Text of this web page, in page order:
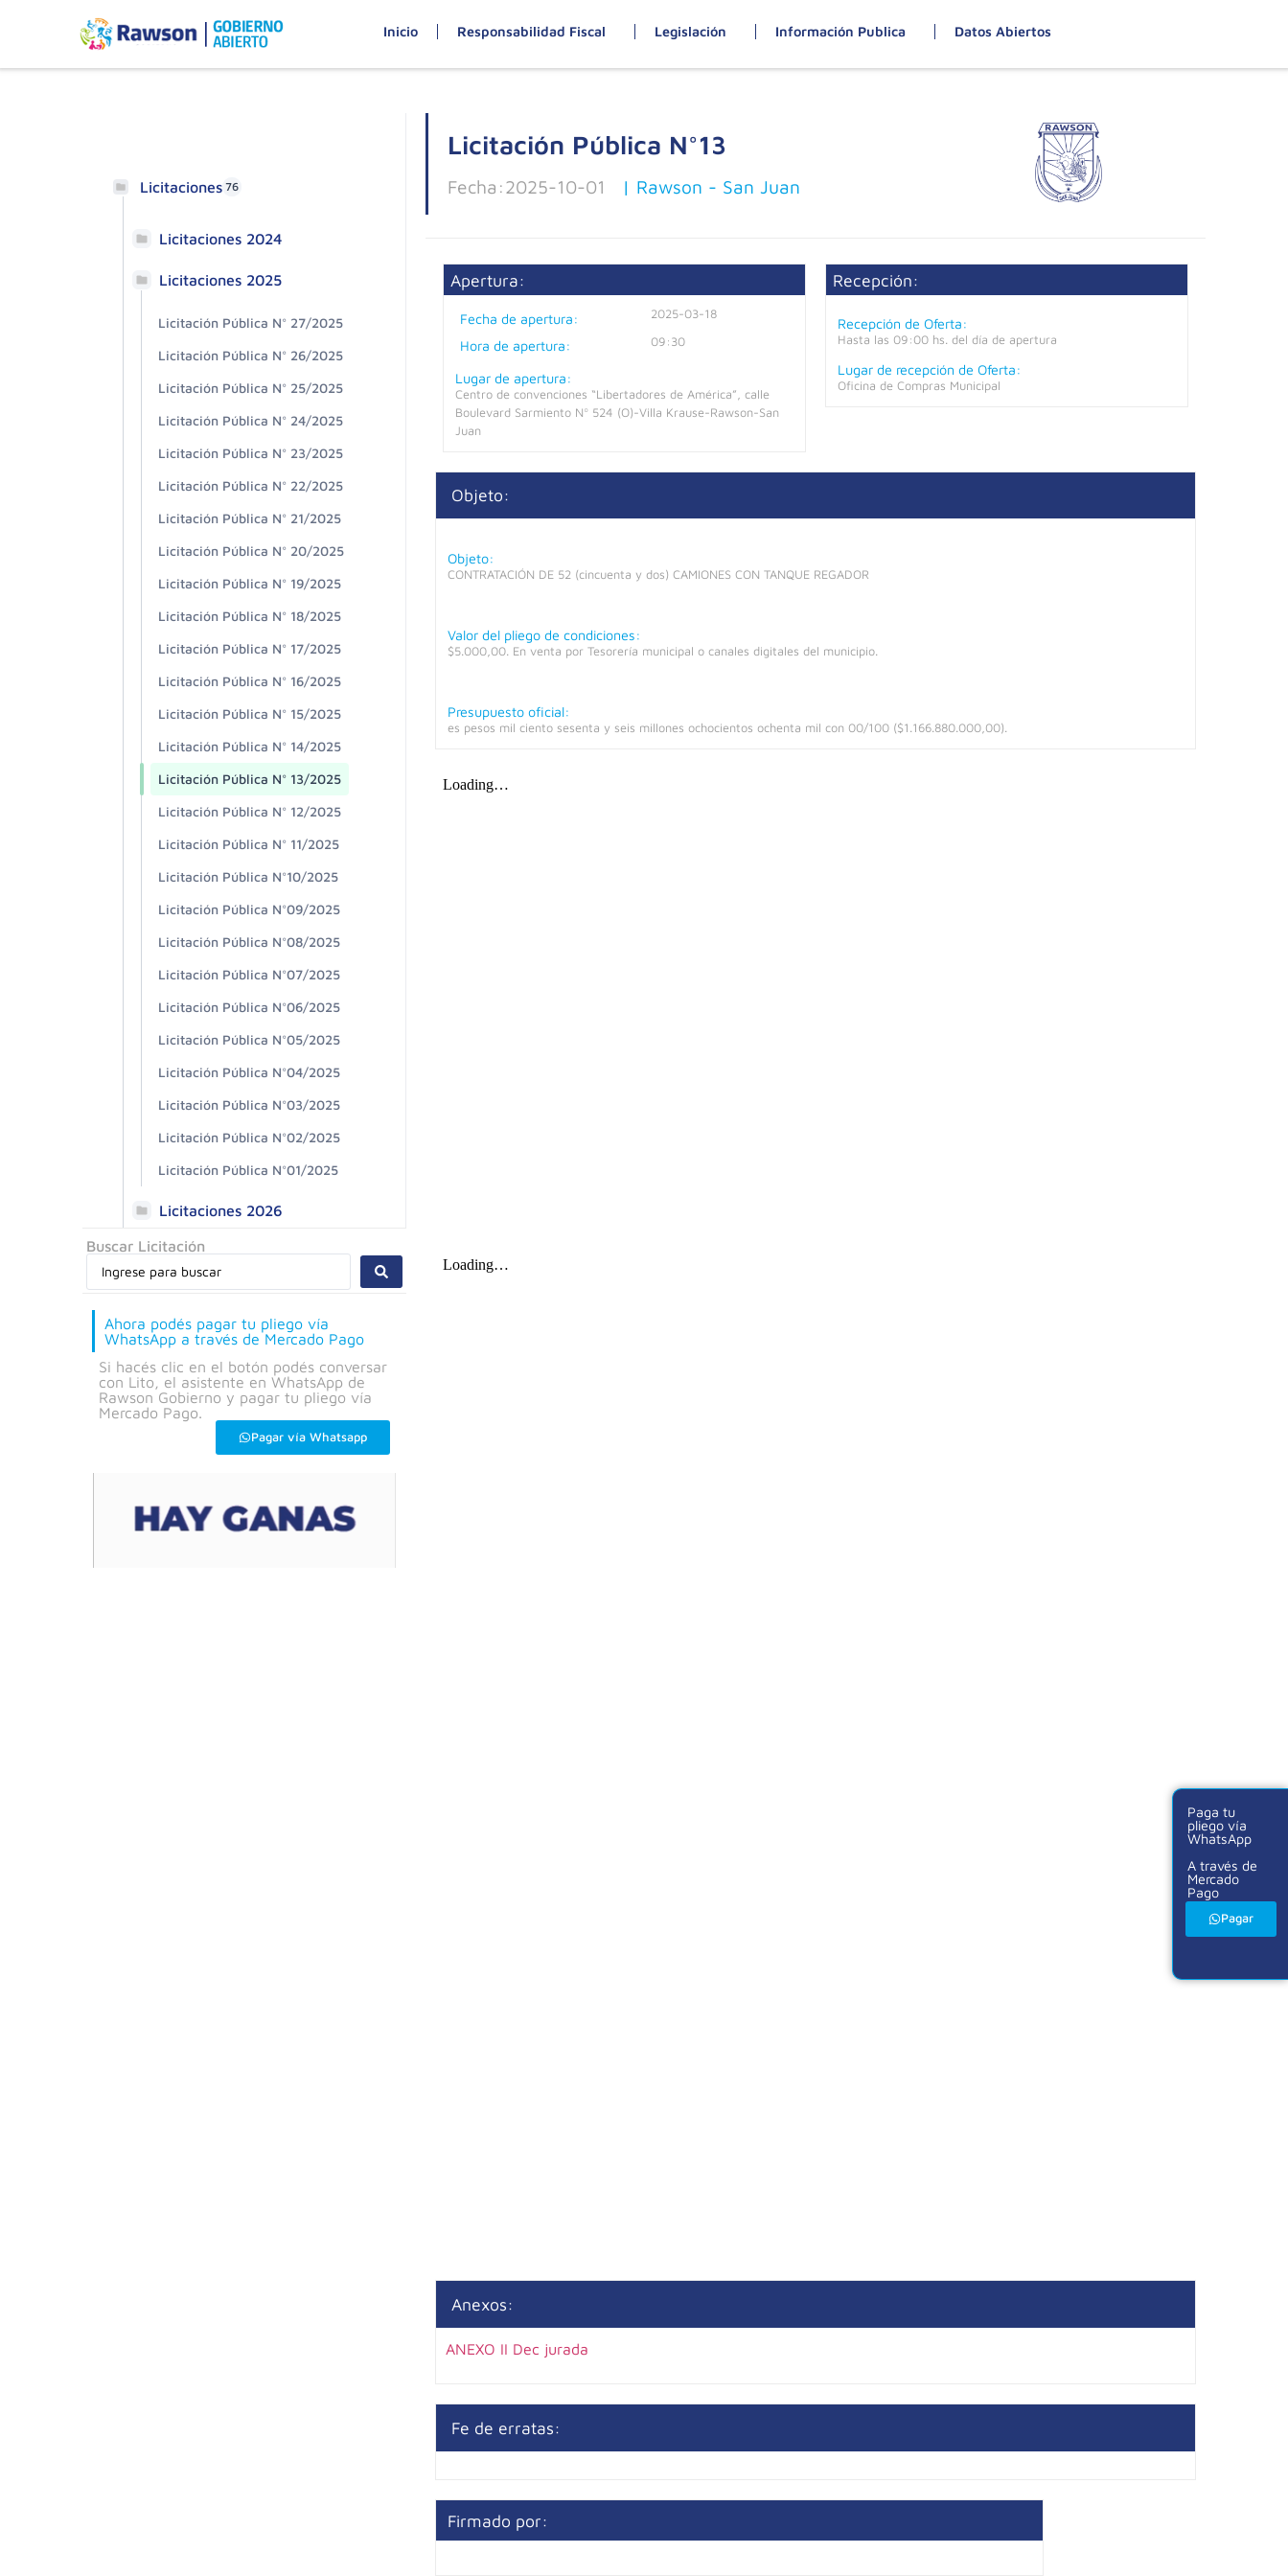
Inicio Responsabilidad Fiscal Legislación Información Publica Datos Abiertos
Paga tu
pliego vía
WhatsApp
A través de
Mercado
Pago
Pagar
Licitaciones 76
Licitaciones 2024
Licitaciones 2025
Licitación Pública N° 27/2025
Licitación Pública N° 26/2025
Licitación Pública N° 25/2025
Licitación Pública N° 24/2025
Licitación Pública N° 23/2025
Licitación Pública N° 22/2025
Licitación Pública N° 21/2025
Licitación Pública N° 20/2025
Licitación Pública N° 19/2025
Licitación Pública N° 18/2025
Licitación Pública N° 17/2025
Licitación Pública N° 16/2025
Licitación Pública N° 15/2025
Licitación Pública N° 14/2025
Licitación Pública N° 13/2025
Licitación Pública N° 12/2025
Licitación Pública N° 11/2025
Licitación Pública N°10/2025
Licitación Pública N°09/2025
Licitación Pública N°08/2025
Licitación Pública N°07/2025
Licitación Pública N°06/2025
Licitación Pública N°05/2025
Licitación Pública N°04/2025
Licitación Pública N°03/2025
Licitación Pública N°02/2025
Licitación Pública N°01/2025
Licitaciones 2026
Buscar Licitación
Ahora podés pagar tu pliego vía
WhatsApp a través de Mercado Pago
Si hacés clic en el botón podés conversar
con Lito, el asistente en WhatsApp de
Rawson Gobierno y pagar tu pliego vía
Mercado Pago.
Pagar vía Whatsapp
Licitación Pública N°13
Fecha:2025-10-01 | Rawson - San Juan
Apertura:
Fecha de apertura: 2025-03-18
Hora de apertura: 09:30
Lugar de apertura:
Centro de convenciones “Libertadores de América”, calle
Boulevard Sarmiento Nº 524 (O)-Villa Krause-Rawson-San
Juan
Recepción:
Recepción de Oferta:
Hasta las 09:00 hs. del día de apertura
Lugar de recepción de Oferta:
Oficina de Compras Municipal
Objeto:
Objeto:
CONTRATACIÓN DE 52 (cincuenta y dos) CAMIONES CON TANQUE REGADOR
Valor del pliego de condiciones:
$5.000,00. En venta por Tesorería municipal o canales digitales del municipio.
Presupuesto oficial:
es pesos mil ciento sesenta y seis millones ochocientos ochenta mil con 00/100 ($1.166.880.000,00).
Anexos:
ANEXO II Dec jurada
Fe de erratas:
Firmado por: